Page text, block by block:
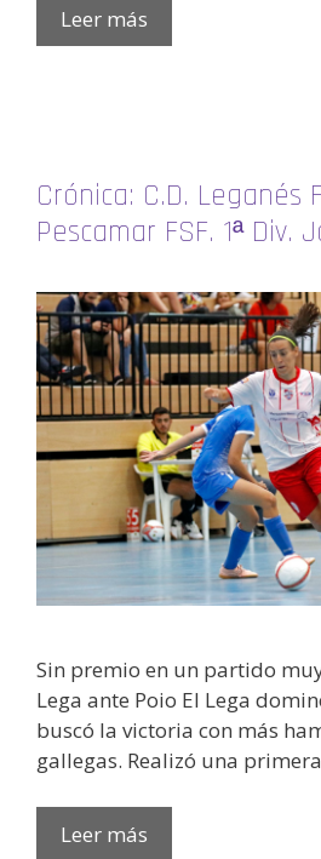
Leer más
Crónica: C.D. Leganés
Pescamar FSF. 1ª Div.
Sin premio en un partido
Lega ante Poio El Lega
buscó la victoria con más
gallegas. Realizó una
Leer más